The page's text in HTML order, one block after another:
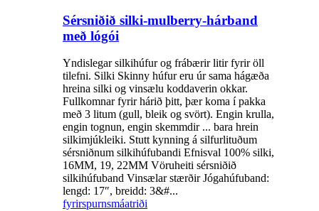
Sérsniðið silki-mulberry-hárband
með lógói
Yndislegar silkihúfur og frábærir litir fyrir öll
tilefni. Silki Skinny húfur eru úr sama hágæða
hreina silki og vinsælu koddaverin okkar.
Fullkomnar fyrir hárið þitt, þær koma í pakka
með 3 litum (gull, bleik og svört). Engin krulla,
engin tognun, engin skemmdir ... bara hrein
silkimjúkleiki. Stutt kynning á silfurlituðum
sérsniðnum silkihúfubandi Efnisval 100% silki,
16MM, 19, 22MM Vöruheiti sérsniðið
silkihúfuband Vinsælar stærðir Jógahúfuband:
lengd: 17″, breidd: 3&#...
fyrirspurnsmáatriði